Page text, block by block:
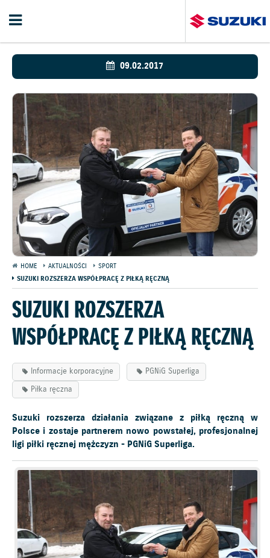
09.02.2017
HOME AKTUALNOŚCI
SPORT
SUZUKI ROZSZERZA WSPÓŁPRACĘ Z PIŁKĄ RĘCZNĄ
SUZUKI ROZSZERZA
WSPÓŁPRACĘ Z PIŁKĄ RĘCZNĄ
Informacje korporacyjne
PGNiG Superliga
Piłka ręczna
Suzuki rozszerza działania związane z piłką ręczną w
Polsce i zostaje partnerem nowo powstałej, profesjonalnej
ligi piłki ręcznej mężczyzn - PGNiG Superliga.